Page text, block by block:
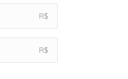
R$
R$